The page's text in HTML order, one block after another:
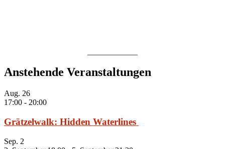
Anstehende Veranstaltungen
Aug. 26
17:00 - 20:00
Grätzelwalk: Hidden Waterlines
Sep. 2